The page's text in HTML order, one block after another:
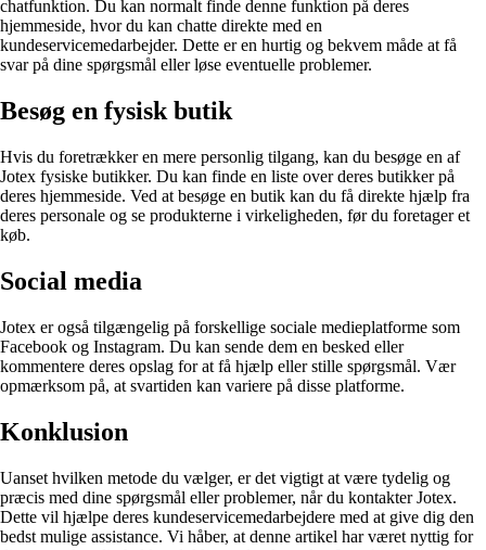
chatfunktion. Du kan normalt finde denne funktion på deres
hjemmeside, hvor du kan chatte direkte med en
kundeservicemedarbejder. Dette er en hurtig og bekvem måde at få
svar på dine spørgsmål eller løse eventuelle problemer.
Besøg en fysisk butik
Hvis du foretrækker en mere personlig tilgang, kan du besøge en af
Jotex fysiske butikker. Du kan finde en liste over deres butikker på
deres hjemmeside. Ved at besøge en butik kan du få direkte hjælp fra
deres personale og se produkterne i virkeligheden, før du foretager et
køb.
Social media
Jotex er også tilgængelig på forskellige sociale medieplatforme som
Facebook og Instagram. Du kan sende dem en besked eller
kommentere deres opslag for at få hjælp eller stille spørgsmål. Vær
opmærksom på, at svartiden kan variere på disse platforme.
Konklusion
Uanset hvilken metode du vælger, er det vigtigt at være tydelig og
præcis med dine spørgsmål eller problemer, når du kontakter Jotex.
Dette vil hjælpe deres kundeservicemedarbejdere med at give dig den
bedst mulige assistance. Vi håber, at denne artikel har været nyttig for